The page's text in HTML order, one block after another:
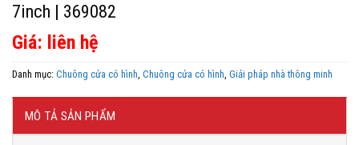
7inch | 369082
Giá: liên hệ
Danh mục: Chuông cửa có hình, Chuông cửa có hình, Giải pháp nhà thông minh
MÔ TẢ SẢN PHẨM